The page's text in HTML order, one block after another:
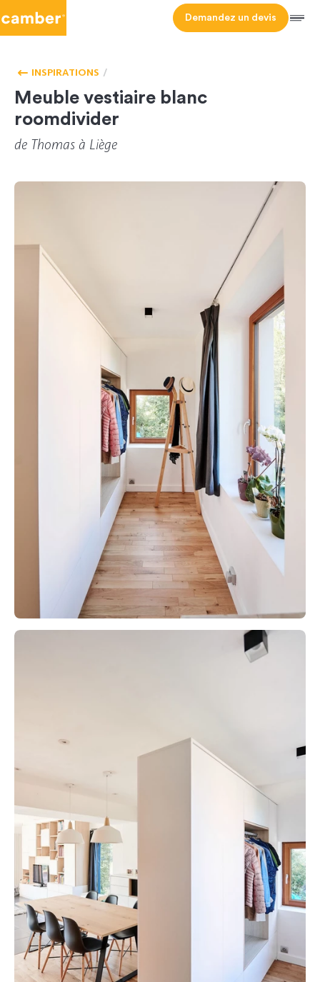
Demandez un devis Menu
INSPIRATIONS
Meuble vestiaire blanc
roomdivider
de Thomas à Liège